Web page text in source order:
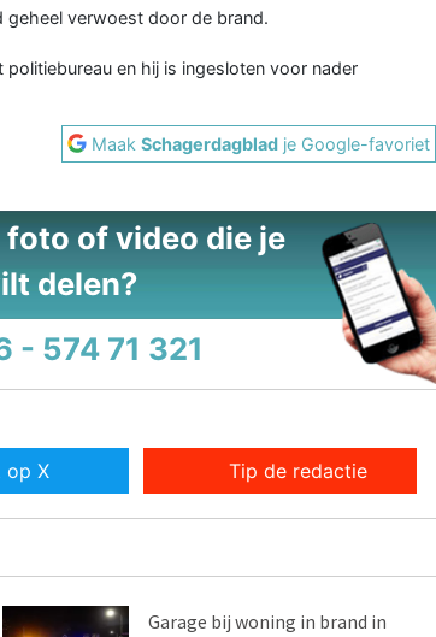
geheel verwoest door de brand.
en hij is ingesloten voor nader
MaakSchagerdagblad je Google-favoriet
foto of video die je
delen?
- 574 71 321
op X Tip de redactie
Garage bij woning in brand in